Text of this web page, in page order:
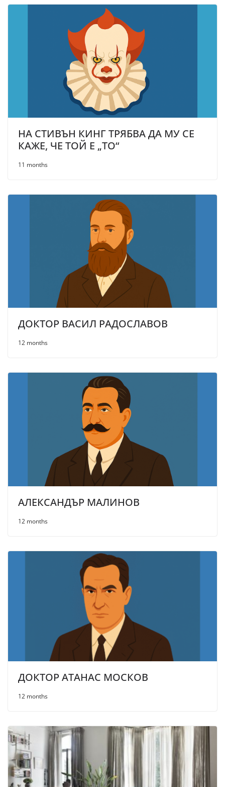
НА СТИВЪН КИНГ ТРЯБВА ДА МУ СЕ
КАЖЕ, ЧЕ ТОЙ Е „ТО“
11 months
ДОКТОР ВАСИЛ РАДОСЛАВОВ
12 months
АЛЕКСАНДЪР МАЛИНОВ
12 months
ДОКТОР АТАНАС МОСКОВ
12 months